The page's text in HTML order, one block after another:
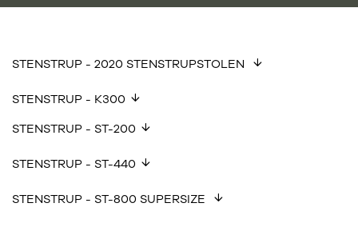
STENSTRUP - 2020 STENSTRUPSTOLEN
STENSTRUP - K300
STENSTRUP - ST-200
STENSTRUP - ST-440
STENSTRUP - ST-800 SUPERSIZE